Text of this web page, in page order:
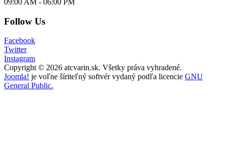
09:00 AM - 06:00 PM
Follow Us
Facebook
Twitter
Instagram
Copyright © 2026 atcvarin.sk. Všetky práva vyhradené.
Joomla! je voľne šíriteľný softvér vydaný podľa licencie GNU
General Public.